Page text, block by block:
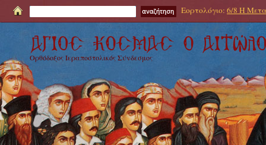
Εορτολόγιο: 6/8 Η
Ορθόδοξος Ιεραποστολικός Σύνδεσμος